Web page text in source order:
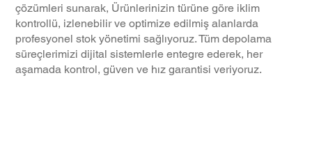
çözümleri sunarak, Ürünlerinizin türüne göre iklim
kontrollü, izlenebilir ve optimize edilmiş alanlarda
profesyonel stok yönetimi sağlıyoruz. Tüm depolama
süreçlerimizi dijital sistemlerle entegre ederek, her
aşamada kontrol, güven ve hız garantisi veriyoruz.